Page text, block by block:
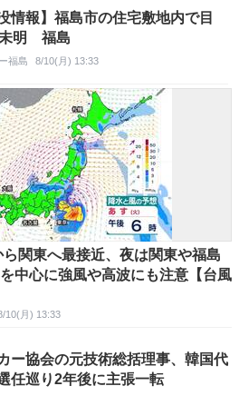
情報】福島市の住宅敷地内で目
明 福島
福島 8/10(月) 13:33
関東へ最接近、夜は関東や福島
中心に強風や高波にも注意【台風
10(月) 13:33
ー協会の元技術総括理事、韓国代
任巡り2年後に主張一転